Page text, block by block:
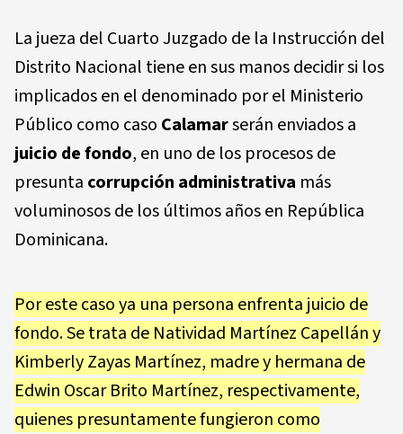
La jueza del Cuarto Juzgado de la Instrucción del
Distrito Nacional tiene en sus manos decidir si los
implicados en el denominado por el Ministerio
Público como caso Calamarserán enviados a
juicio de fondo, en uno de los procesos de
presunta corrupción administrativa más
voluminosos de los últimos años en República
Dominicana.
Por este caso ya una persona enfrenta juicio de
fondo. Se trata de Natividad Martínez Capellán y
Kimberly Zayas Martínez, madre y hermana de
Edwin Oscar Brito Martínez, respectivamente,
quienes presuntamente fungieron como